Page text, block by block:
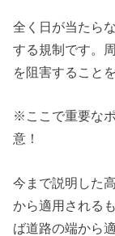
全く日が当たら
する規制です。
を阻害すること
※ここで重要な
意！
今まで説明した
から適用される
ば道路の端から